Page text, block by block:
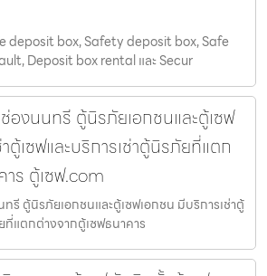
deposit box, Safety deposit box, Safe
Deposit box rental และ Secur
องนนทรี ตู้นิรภัยเอกชนและตู้เซฟ
ตู้เซฟและบริการเช่าตู้นิรภัยที่แตก
าร ตู้เซฟ.com
รี ตู้นิรภัยเอกชนและตู้เซฟเอกชน มีบริการเช่าตู้
ที่แตกต่างจากตู้เซฟธนาคาร